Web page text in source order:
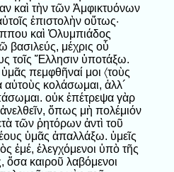
καὶ τὴν τῶν Ἀμφικτυόνων
ἐπιστολὴν οὕτως·
καὶ Ὀλυμπιάδος
μέχρις οὗ
τοῖς Ἕλλησιν ὑποτάξω.
πεμφθῆναί μοι 〈τοὺς
αὐτοὺς κολάσωμαι, ἀλλ´
οὐκ ἐπέτρεψα γὰρ
ὅπως μὴ πολέμιόν
τῶν ῥητόρων ἀντὶ τοῦ
ὑμᾶς ἀπαλλάξω. ὑμεῖς
ἐμέ, ἐλεγχόμενοι ὑπὸ τῆς
ὅσα καιροῦ λαβόμενοι